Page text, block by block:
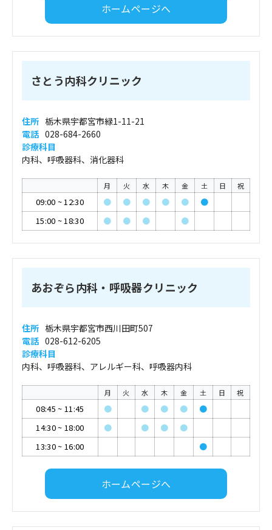
ホームページへ
さとう内科クリニック
住所 栃木県宇都宮市緑1-11-21
電話 028-684-2660
診療科目
内科、呼吸器科、消化器科
月 火 水 木 金 土 日 祝
09:00 ~12:30 ● ● ● ● ●
●
15:00 ~18:30 ● ● ● ●
あおぞら内科・呼吸器クリニック
住所 栃木県宇都宮市西川田町507
電話 028-612-6205
診療科目
内科、呼吸器科、アレルギー科、呼吸器内科
月 火 水 木 金 土 日 祝
08:45 ~ 11:45 ● ● ● ●
●
14:30~ 18:00 ● ● ●
●
13:30~ 16:00 ●
ホームページへ